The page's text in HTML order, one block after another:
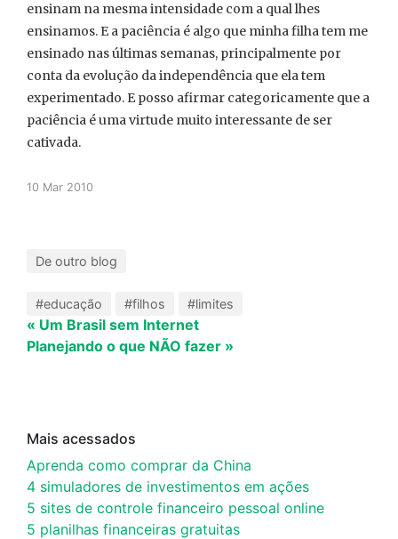
ensinam na mesma intensidade com a qual lhes
ensinamos. E a paciência é algo que minha filha tem me
ensinado nas últimas semanas, principalmente por
conta da evolução da independência que ela tem
experimentado. E posso afirmar categoricamente que a
paciência é uma virtude muito interessante de ser
cativada.
10 Mar 2010
De outro blog
#educação #filhos #limites
« Um Brasil sem Internet
Planejando o que NÃO fazer »
Mais acessados
Aprenda como comprar da China
4 simuladores de investimentos em ações
5 sites de controle financeiro pessoal online
5 planilhas financeiras gratuitas